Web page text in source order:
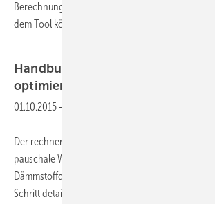
Berechnung für Attiken und Brüstungen in vier
dem Tool können Planer
Handbuch
optimieren – berechnen –
01.10.2015 -
Der rechnerische Wärmebrücken-Nachweis wird
pauschale Wärmebrückenzuschläge und
Dämmstoffdicken zu vermeiden. Das Handbuch
Schritt detaillierte Wärmebrückenberechnungen